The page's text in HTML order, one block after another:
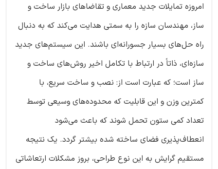
امروزه تمایلات جدید معماری و تقاضاهای بازار ساخت و
ساز، مهندسان سازه را به سمتی هدایت می‌کند که به دنبال
راه حل‌های بسیار جسورانه‌ای باشند. این سیستم‌های جدید
سازه‌ای، ذاتاً در ارتباط با تکامل اخیر روش‌های ساخت و
ساز است؛ که عبارت است از: نصب و ساخت سریع، با
کمترین وزن و این قابلیت که محدوده‌های وسیعی توسط
تعداد کمی ستون تحمل شوند که باعث می‌شود
انعطاف‌پذیری فضای ساخته شده بیشتر گردد. یک نتیجه
مستقیم گرایش به این نوع طراحی، بروز مشکلات ارتعاشاتی